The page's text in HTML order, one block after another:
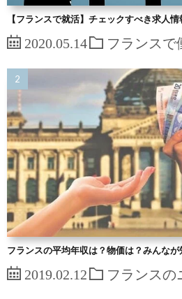
【フランスで就活】チェックすべき求人
2020.05.14 フランスで
フランスの平均年収は？物価は？みんな
2019.02.12 フランスの